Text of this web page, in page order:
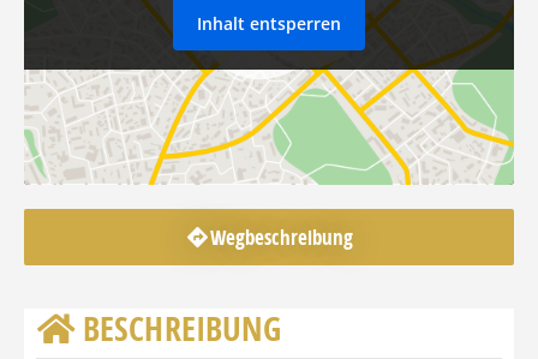
Inhalt entsperren
Wegbeschreibung
BESCHREIBUNG